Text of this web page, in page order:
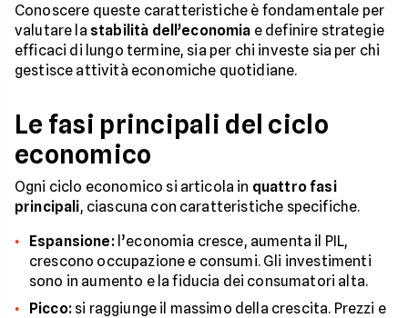
Conoscere queste caratteristiche è fondamentale per
valutare la stabilità dell’economia e definire strategie
efficaci di lungo termine, sia per chi investe sia per chi
gestisce attività economiche quotidiane.
Le fasi principali del ciclo
economico
Ogni ciclo economico si articola in quattro fasi
principali, ciascuna con caratteristiche specifiche.
Espansione:l’economia cresce, aumenta il PIL,
crescono occupazione e consumi. Gli investimenti
sono in aumento e la fiducia dei consumatori alta.
Picco:si raggiunge il massimo della crescita. Prezzi e